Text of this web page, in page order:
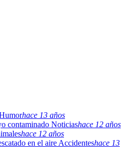
hace 13 años
Noticiashace 12 años
hace 12 años
Accidenteshace 13